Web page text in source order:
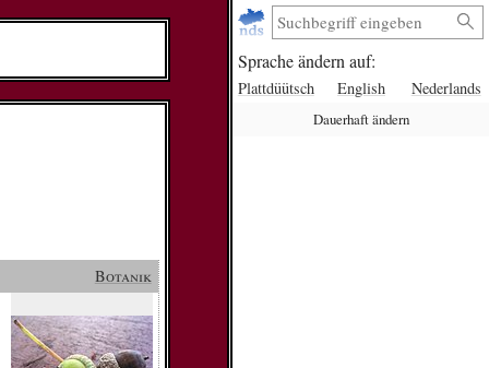
Sprache ändern auf:
Plattdüütsch English Nederlands
Dauerhaft ändern
Botanik